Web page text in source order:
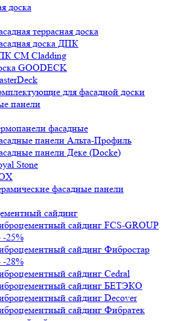
доска
террасная доска
доска ДПК
CM Cladding
GOODECK
для фасадной доски
панели
фасадные
панели Альта-Профиль
панели Деке (Docke)
Stone
фасадные панели
сайдинг
сайдинг FCS-GROUP
-25%
сайдинг Фибростар
-28%
сайдинг Cedral
сайдинг БЕТЭКО
сайдинг Decover
сайдинг Фибратек